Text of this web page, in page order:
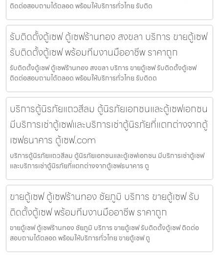
ติดต่อสอบถามได้ตลอด พร้อมให้บริการทั่วไทย รับติด
รับติดตั้งตู้เซฟ ตู้เซฟร้านทอง สงขลา บริการ ขายตู้เซฟ
รับติดตั้งตู้เซฟ พร้อมทีมงานมืออาชีพ ราคาถูก
รับติดตั้งตู้เซฟ ตู้เซฟร้านทอง สงขลา บริการ ขายตู้เซฟ รับติดตั้งตู้เซฟ
ติดต่อสอบถามได้ตลอด พร้อมให้บริการทั่วไทย รับติดต
บริการตู้นิรภัยแถวสีลม ตู้นิรภัยเอกชนและตู้เซฟเอกชน
มีบริการเช่าตู้เซฟและบริการเช่าตู้นิรภัยที่แตกต่างจากตู้
เซฟธนาคาร ตู้เซฟ.com
บริการตู้นิรภัยแถวสีลม ตู้นิรภัยเอกชนและตู้เซฟเอกชน มีบริการเช่าตู้เซฟ
และบริการเช่าตู้นิรภัยที่แตกต่างจากตู้เซฟธนาคาร ตู
ขายตู้เซฟ ตู้เซฟร้านทอง ชัยภูมิ บริการ ขายตู้เซฟ รับ
ติดตั้งตู้เซฟ พร้อมทีมงานมืออาชีพ ราคาถูก
ขายตู้เซฟ ตู้เซฟร้านทอง ชัยภูมิ บริการ ขายตู้เซฟ รับติดตั้งตู้เซฟ ติดต่อ
สอบถามได้ตลอด พร้อมให้บริการทั่วไทย ขายตู้เซฟ ตู